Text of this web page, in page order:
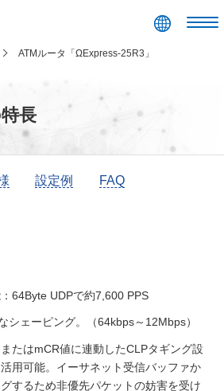
ATMルータ「ΩExpress-25R3」
長
設定例 FAQ
64Byte UDPで約7,600 PPS
シェーピング。（64kbps～12Mbps）
たはmCR値に連動したCLPタギング設
用可能。イーサネット受信バッファか
するため非優先パケットの妨害を受け